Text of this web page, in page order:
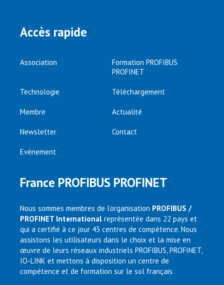
Accès rapide
Association
Formation PROFIBUS
PROFINET
Technologie Téléchargement
Membre Actualité
Newsletter Contact
Evénement
France PROFIBUS PROFINET
Nous sommes membres de l’organisation PROFIBUS /
PROFINET International représentée dans 22 pays et
qui a certifié à ce jour 43 centres de compétence. Nous
assistons les utilisateurs dans le choix et la mise en
œuvre de leurs réseaux industriels PROFIBUS, PROFINET,
IO-LINK et mettons à disposition un centre de
compétence et de formation sur le sol français.